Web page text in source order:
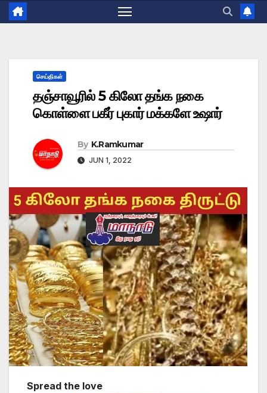
செய்திகள்
தஞ்சாவூரில் 5 கிலோ தங்க நகை
கொள்ளை பகீர் புகார் மக்களே உஷார்
By K.Ramkumar
JUN 1, 2022
Spread the love